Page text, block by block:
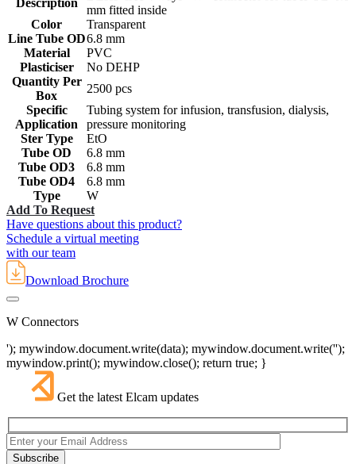
Description
mm fitted inside
Color
Transparent
Line Tube OD6.8 mm
Material
PVC
Plasticiser
No DEHP
Quantity Per
Box
2500 pcs
Specific
Application
Tubing system for infusion, transfusion, dialysis,
pressure monitoring
Ster Type
EtO
Tube OD
6.8 mm
Tube OD3
6.8 mm
Tube OD4
6.8 mm
Type
W
Add To Request
Have questions about this product?
Schedule a virtual meeting
with our team
Download Brochure
W Connectors
'); mywindow.document.write(data); mywindow.document.write('');
mywindow.print(); mywindow.close(); return true; }
Get the latest Elcam updates